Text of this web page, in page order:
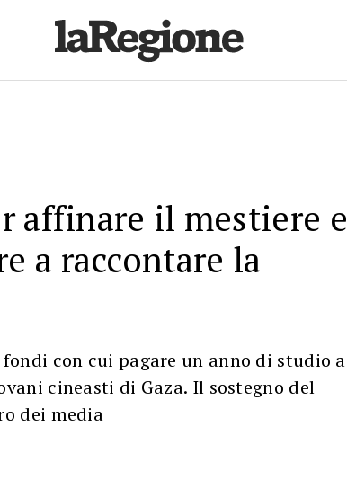
affinare il mestiere e
a raccontare la
con cui pagare un anno di studio a
cineasti di Gaza. Il sostegno del
dei media